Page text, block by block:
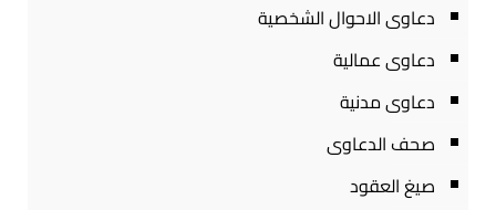
دعاوى الاحوال الشخصية
دعاوى عمالية
دعاوى مدنية
صحف الدعاوى
صيغ العقود